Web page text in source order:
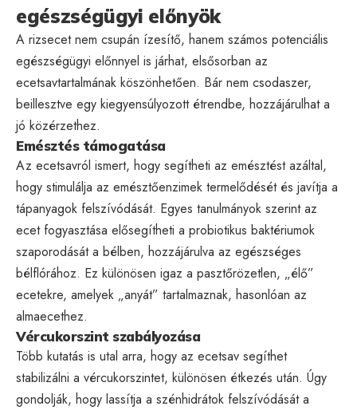
egészségügyi előnyök
A rizsecet nem csupán ízesítő, hanem számos potenciális
egészségügyi előnnyel is járhat, elsősorban az
ecetsavtartalmának köszönhetően. Bár nem csodaszer,
beillesztve egy kiegyensúlyozott étrendbe, hozzájárulhat a
jó közérzethez.
Emésztés támogatása
Az ecetsavról ismert, hogy segítheti az emésztést azáltal,
hogy stimulálja az emésztőenzimek termelődését és javítja a
tápanyagok felszívódását. Egyes tanulmányok szerint az
ecet fogyasztása elősegítheti a probiotikus baktériumok
szaporodását a bélben, hozzájárulva az egészséges
bélflórához. Ez különösen igaz a pasztőrözetlen, „élő”
ecetekre, amelyek „anyát” tartalmaznak, hasonlóan az
almaecethez.
Vércukorszint szabályozása
Több kutatás is utal arra, hogy az ecetsav segíthet
stabilizálni a vércukorszintet, különösen étkezés után. Úgy
gondolják, hogy lassítja a szénhidrátok felszívódását a